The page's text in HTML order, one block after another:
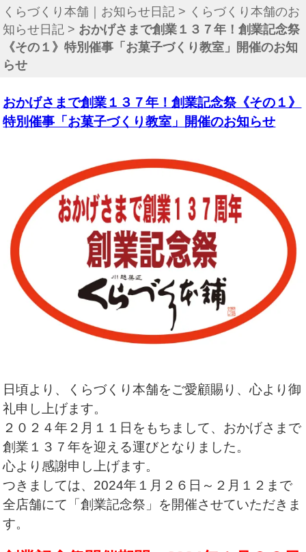
くらづくり本舗｜お知らせ日記 > くらづくり本舗のお
知らせ日記 > おかげさまで創業１３７年！創業記念祭
《その１》特別催事「お菓子づくり教室」開催のお知
らせ
おかげさまで創業１３７年！創業記念祭《その１》
特別催事「お菓子づくり教室」開催のお知らせ
日頃より、くらづくり本舗をご愛顧賜り、心より御
礼申し上げます。
２０２４年２月１１日をもちまして、おかげさまで
創業１３７年を迎える運びとなりました。
心より感謝申し上げます。
つきましては、2024年１月２６日～２月１２まで
全店舗にて「創業記念祭」を開催させていただきま
す。